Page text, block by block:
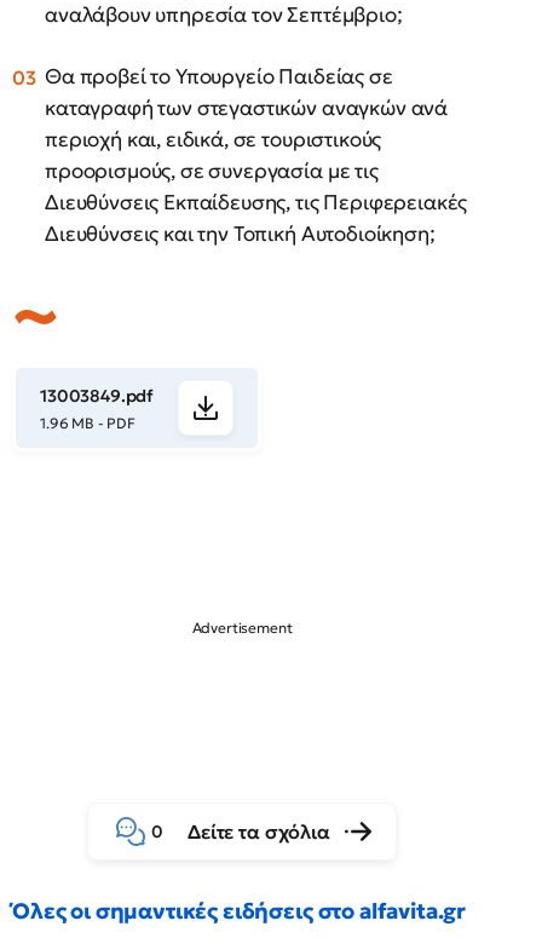
αναλάβουν υπηρεσία τον Σεπτέμβριο;
Θα προβεί το Υπουργείο Παιδείας σε
καταγραφή των στεγαστικών αναγκών ανά
περιοχή και, ειδικά, σε τουριστικούς
προορισμούς, σε συνεργασία με τις
Διευθύνσεις Εκπαίδευσης, τις Περιφερειακές
Διευθύνσεις και την Τοπική Αυτοδιοίκηση;
13003849.pdf
1.96 MB - PDF
0 Δείτε τα σχόλια
Όλες οι σημαντικές ειδήσεις στο alfavita.gr